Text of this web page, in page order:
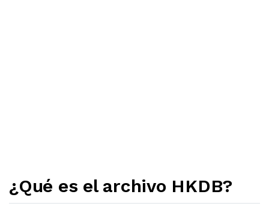
¿Qué es el archivo HKDB?